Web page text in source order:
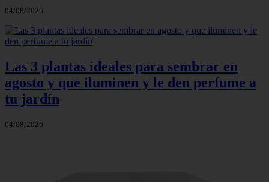
04/08/2026
Las 3 plantas ideales para sembrar en
agosto y que iluminen y le den perfume a
tu jardín
04/08/2026